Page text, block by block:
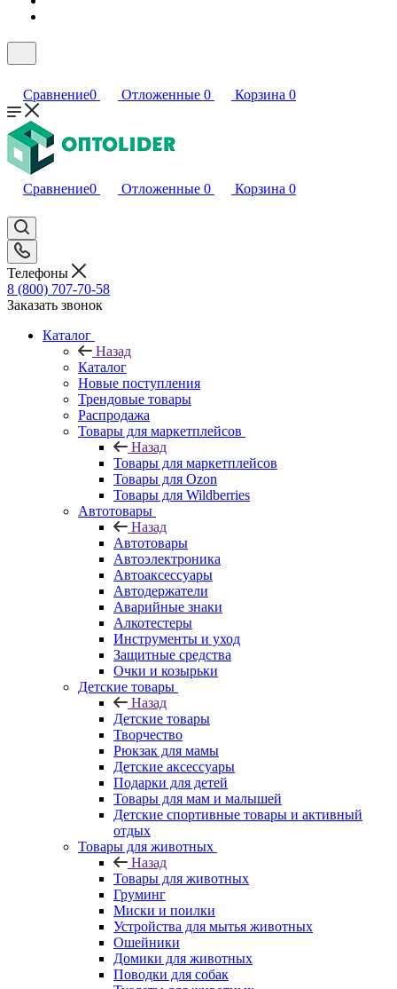
Сравнение0 Отложенные 0 Корзина 0
Сравнение0 Отложенные 0 Корзина 0
Телефоны
8 (800) 707-70-58
Заказать звонок
Каталог
Назад
Каталог
Новые поступления
Трендовые товары
Распродажа
Товары для маркетплейсов
Назад
Товары для маркетплейсов
Товары для Ozon
Товары для Wildberries
Автотовары
Назад
Автотовары
Автоэлектроника
Автоаксессуары
Автодержатели
Аварийные знаки
Алкотестеры
Инструменты и уход
Защитные средства
Очки и козырьки
Детские товары
Назад
Детские товары
Творчество
Рюкзак для мамы
Детские аксессуары
Подарки для детей
Товары для мам и малышей
Детские спортивные товары и активный
отдых
Товары для животных
Назад
Товары для животных
Груминг
Миски и поилки
Устройства для мытья животных
Ошейники
Домики для животных
Поводки для собак